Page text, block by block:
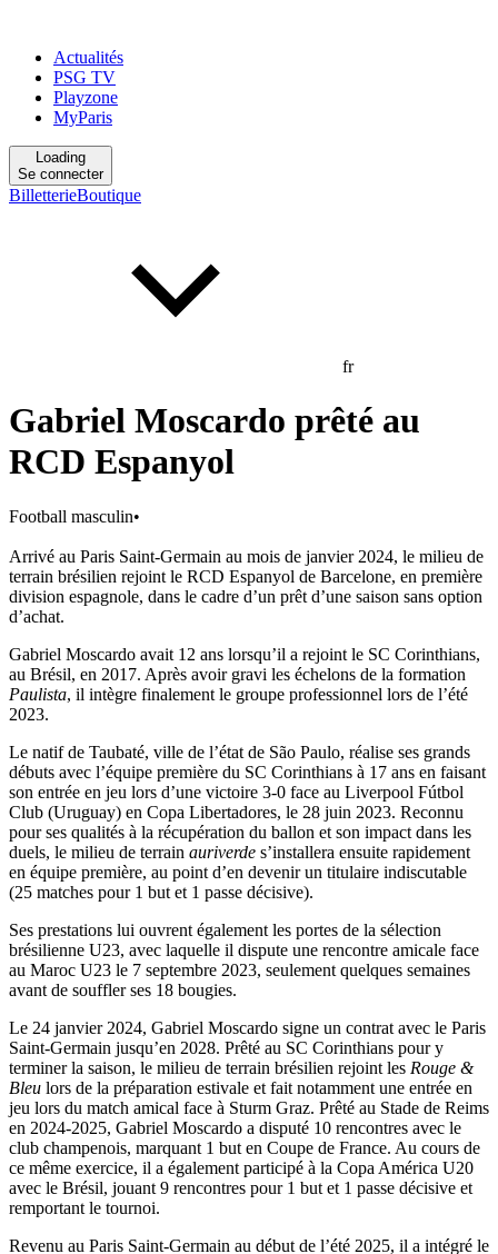
Actualités
PSG TV
Playzone
MyParis
Loading
Se connecter
BilletterieBoutique
fr
Gabriel Moscardo prêté au
RCD Espanyol
Football masculin•
Arrivé au Paris Saint-Germain au mois de janvier 2024, le milieu de
terrain brésilien rejoint le RCD Espanyol de Barcelone, en première
division espagnole, dans le cadre d’un prêt d’une saison sans option
d’achat.
Gabriel Moscardo avait 12 ans lorsqu’il a rejoint le SC Corinthians,
au Brésil, en 2017. Après avoir gravi les échelons de la formation
Paulista, il intègre finalement le groupe professionnel lors de l’été
2023.
Le natif de Taubaté, ville de l’état de São Paulo, réalise ses grands
débuts avec l’équipe première du SC Corinthians à 17 ans en faisant
son entrée en jeu lors d’une victoire 3-0 face au Liverpool Fútbol
Club (Uruguay) en Copa Libertadores, le 28 juin 2023. Reconnu
pour ses qualités à la récupération du ballon et son impact dans les
duels, le milieu de terrain auriverde s’installera ensuite rapidement
en équipe première, au point d’en devenir un titulaire indiscutable
(25 matches pour 1 but et 1 passe décisive).
Ses prestations lui ouvrent également les portes de la sélection
brésilienne U23, avec laquelle il dispute une rencontre amicale face
au Maroc U23 le 7 septembre 2023, seulement quelques semaines
avant de souffler ses 18 bougies.
Le 24 janvier 2024, Gabriel Moscardo signe un contrat avec le Paris
Saint-Germain jusqu’en 2028. Prêté au SC Corinthians pour y
terminer la saison, le milieu de terrain brésilien rejoint les Rouge &
Bleu lors de la préparation estivale et fait notamment une entrée en
jeu lors du match amical face à Sturm Graz. Prêté au Stade de Reims
en 2024-2025, Gabriel Moscardo a disputé 10 rencontres avec le
club champenois, marquant 1 but en Coupe de France. Au cours de
ce même exercice, il a également participé à la Copa América U20
avec le Brésil, jouant 9 rencontres pour 1 but et 1 passe décisive et
remportant le tournoi.
Revenu au Paris Saint-Germain au début de l’été 2025, il a intégré le